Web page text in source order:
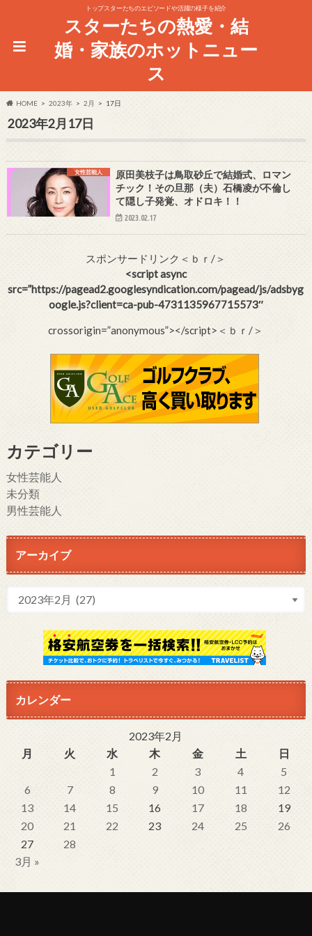
トップスターたちのエピソードや活躍の様子を紹介
スターたちの熱愛・結
婚・家族のホットニュー
ス
HOME 2023年 2月 17日
2023年2月17日
女性芸能人
原田美枝子は鳥取砂丘で結婚式、ロマン
チック！その旦那（夫）石橋凌が不倫し
て隠し子発覚、オドロキ！！
2023.02.17
スポンサードリンク＜ｂｒ/＞
<script async
src=”https://pagead2.googlesyndication.com/pagead/js/adsbyg
oogle.js?client=ca-pub-4731135967715573″
crossorigin=”anonymous”></script>＜ｂｒ/＞
カテゴリー
女性芸能人
未分類
男性芸能人
アーカイブ
カレンダー
2023年2月
月
火 水 木 金 土
日
1
2 3 4
5
6
7 8 9 10 11
12
13
14 15 16 17 18
19
20
21 22 23 24 25
26
27
28
3月 »